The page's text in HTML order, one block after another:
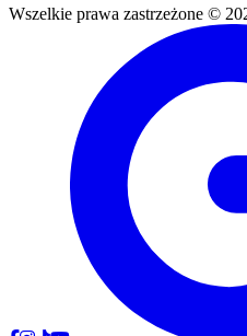
Wszelkie prawa zastrzeżone ©